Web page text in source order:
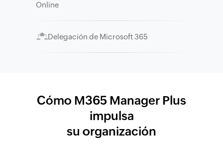
Online
Delegación de Microsoft 365
Cómo M365 Manager Plus
impulsa
su organización